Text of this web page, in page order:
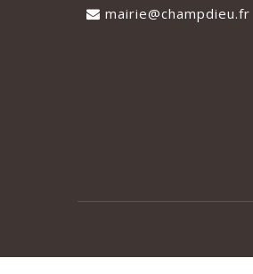
mairie@champdieu.fr